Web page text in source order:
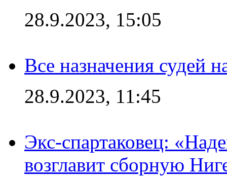
28.9.2023, 15:05
Все назначения судей
28.9.2023, 11:45
Экс-спартаковец:
возглавит сборную